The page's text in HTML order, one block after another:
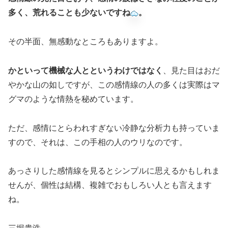
多く、荒れることも少ないですね
。
その半面、無感動なところもありますよ。
かといって機械な人とというわけではなく
、見た目はおだ
やかな山の如しですが、この感情線の人の多くは実際はマ
グマのような情熱を秘めています。
ただ、感情にとらわれすぎない冷静な分析力も持っていま
すので、それは、この手相の人のウリなのです。
あっさりした感情線を見るとシンプルに思えるかもしれま
せんが、個性は結構、複雑でおもしろい人とも言えます
ね。